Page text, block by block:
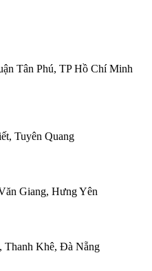
Tân Phú, TP Hồ Chí Minh
Tuyên Quang
Giang, Hưng Yên
Thanh Khê, Đà Nẵng